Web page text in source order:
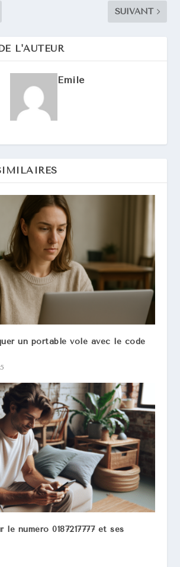
SUIVANT
L'AUTEUR
Emile
un portable volé avec le code
numéro 0187217777 et ses